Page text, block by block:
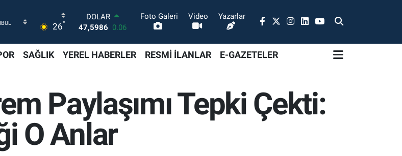
26°
DOLAR
47,5986 0.06
STERLİN
6518.23
BİST100
13.703 0
BITCOIN
64.475,47
0.66
Foto Galeri Video Yazarlar
SAĞLIK YEREL HABERLER RESMİ İLANLAR E-GAZETELER
Paylaşımı Tepki Çekti:
O Anlar